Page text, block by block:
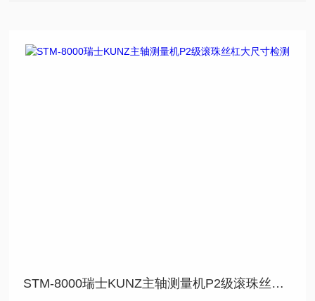
STM-8000瑞士KUNZ主轴测量机P2级滚珠丝杠大尺寸检测